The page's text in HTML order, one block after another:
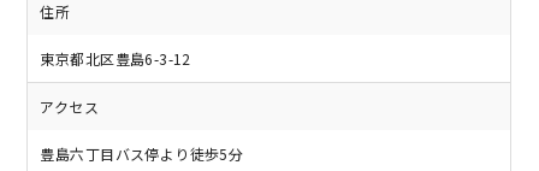
住所
東京都北区豊島6-3-12
アクセス
豊島六丁目バス停より徒歩5分